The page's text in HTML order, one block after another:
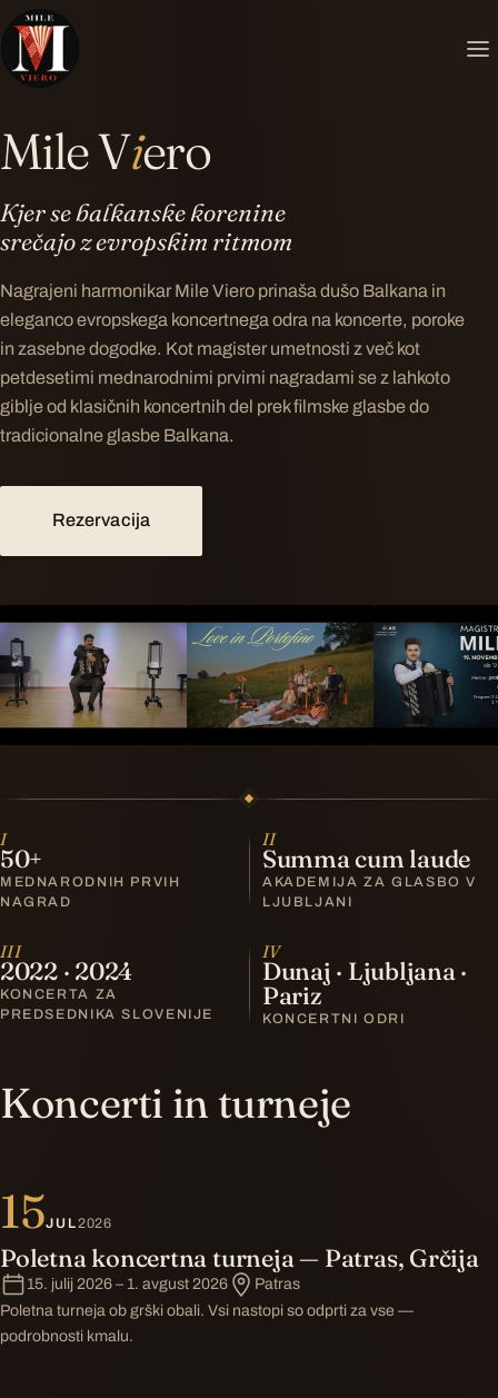
Mile Viero
Kjer se balkanske korenine
srečajo z evropskim ritmom
Nagrajeni harmonikar Mile Viero prinaša dušo Balkana in
eleganco evropskega koncertnega odra na koncerte, poroke
in zasebne dogodke. Kot magister umetnosti z več kot
petdesetimi mednarodnimi prvimi nagradami se z lahkoto
giblje od klasičnih koncertnih del prek filmske glasbe do
tradicionalne glasbe Balkana.
Rezervacija
I
50+
MEDNARODNIH PRVIH
NAGRAD
II
Summa cum laude
AKADEMIJA ZA GLASBO V
LJUBLJANI
III
2022 · 2024
KONCERTA ZA
PREDSEDNIKA SLOVENIJE
IV
Dunaj · Ljubljana ·
Pariz
KONCERTNI ODRI
Koncerti in turneje
15JUL2026
Poletna koncertna turneja — Patras, Grčija
15. julij 2026 – 1. avgust 2026
Patras
Poletna turneja ob grški obali. Vsi nastopi so odprti za vse —
podrobnosti kmalu.